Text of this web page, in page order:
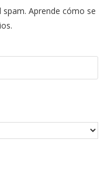
spam.Aprende cómo se
el